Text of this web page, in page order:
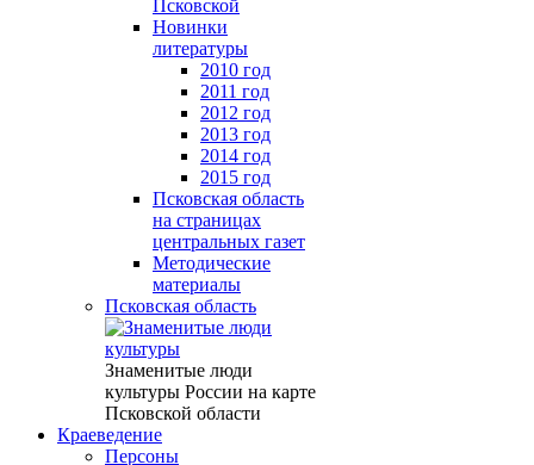
Псковской
Новинки
литературы
2010 год
2011 год
2012 год
2013 год
2014 год
2015 год
Псковская область
на страницах
центральных газет
Методические
материалы
Псковская область
Знаменитые люди
культуры России на карте
Псковской области
Краеведение
Персоны